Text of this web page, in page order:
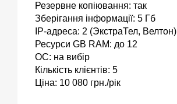
Резервне копіювання: так
Зберігання інформації: 5 Гб
ІР-адреса: 2 (ЭкстраТел, Велтон)
Ресурси GB RAM: до 12
OC: на вибір
Кількість клієнтів: 5
Ціна: 10 080 грн./рік